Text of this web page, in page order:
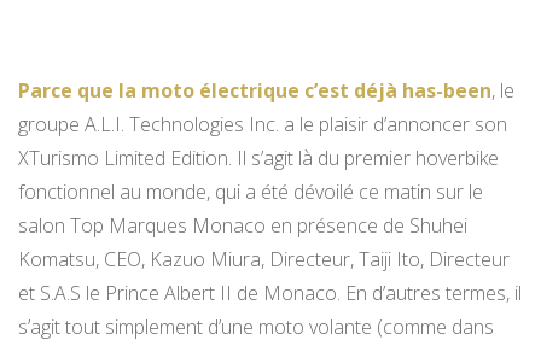
Parce que la moto électrique c’est déjà has-been, le
groupe A.L.I. Technologies Inc. a le plaisir d’annoncer son
XTurismo Limited Edition. Il s’agit là du premier hoverbike
fonctionnel au monde, qui a été dévoilé ce matin sur le
salon Top Marques Monaco en présence de Shuhei
Komatsu, CEO, Kazuo Miura, Directeur, Taiji Ito, Directeur
et S.A.S le Prince Albert II de Monaco. En d’autres termes, il
s’agit tout simplement d’une moto volante (comme dans